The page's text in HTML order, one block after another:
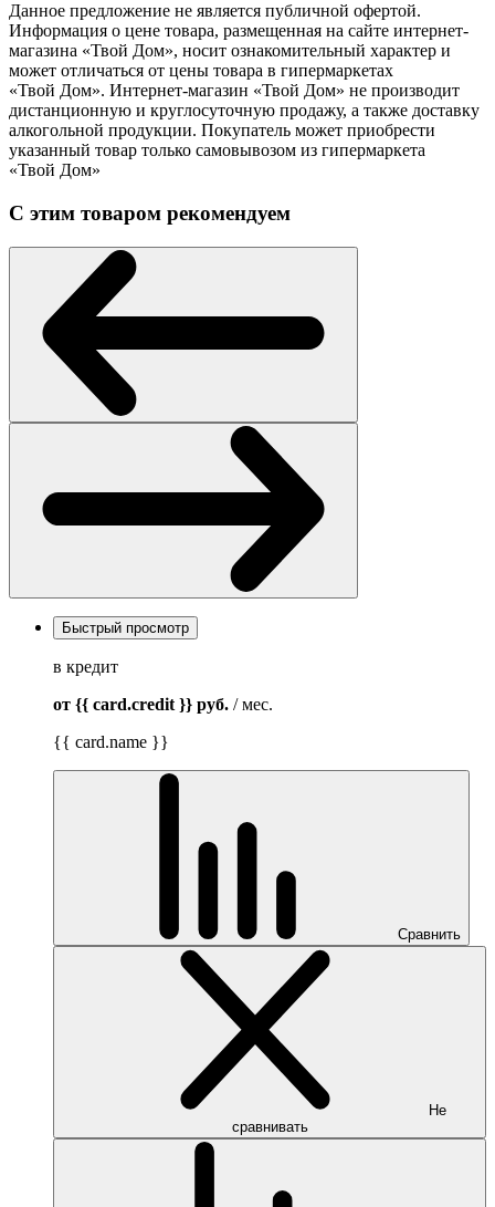
Данное предложение не является публичной офертой.
Информация о цене товара, размещенная на сайте интернет-
магазина «Твой Дом», носит ознакомительный характер и
может отличаться от цены товара в гипермаркетах
«Твой Дом». Интернет-магазин «Твой Дом» не производит
дистанционную и круглосуточную продажу, а также доставку
алкогольной продукции. Покупатель может приобрести
указанный товар только самовывозом из гипермаркета
«Твой Дом»
С этим товаром рекомендуем
Быстрый просмотр
в кредит
от {{ card.credit }} руб. / мес.
{{ card.name }}
Сравнить
Не
сравнивать